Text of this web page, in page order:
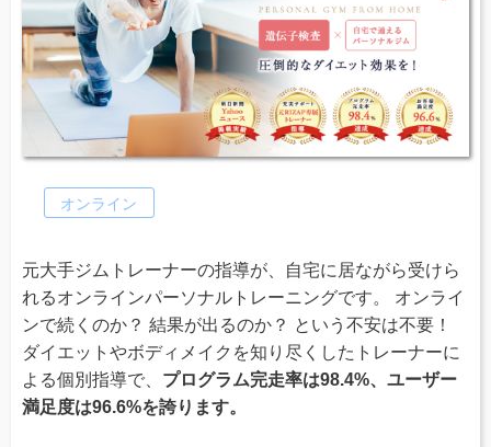
オンライン
元大手ジムトレーナーの指導が、自宅に居ながら受けら
れるオンラインパーソナルトレーニングです。 オンライ
ンで続くのか？ 結果が出るのか？ という不安は不要！
ダイエットやボディメイクを知り尽くしたトレーナーに
よる個別指導で、 プログラム完走率は98.4%、ユーザー
満足度は96.6%を誇ります。